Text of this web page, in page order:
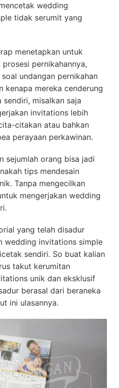
wedding
tidak serumit yang
menetapkan untuk
pernikahannya,
undangan pernikahan
kenapa mereka cenderung
misalkan saja
invitations lebih
citakan atau bahkan
perayaan perkawinan.
sejumlah orang bisa jadi
tips mendesain
Tanpa mengecilkan
mengerjakan wedding
yang telah disadur
wedding invitations simple
sendiri. So buat kalian
takut kerumitan
unik dan eksklusif
berasal dari beraneka
ini ulasannya.